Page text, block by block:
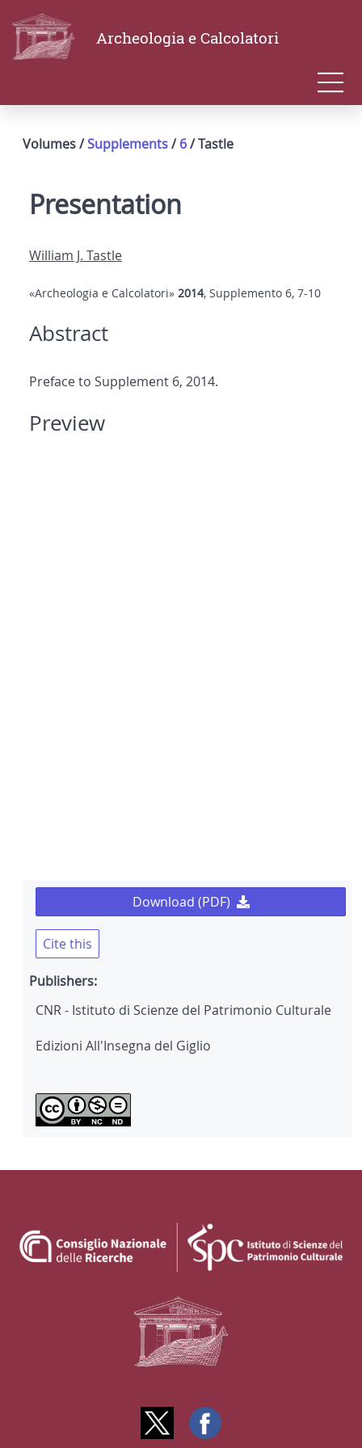
Archeologia e Calcolatori
Volumes /Supplements/6/ Tastle
Presentation
William J. Tastle
«Archeologia e Calcolatori» 2014, Supplemento 6, 7-10
Abstract
Preface to Supplement 6, 2014.
Preview
Download (PDF)
Cite this
Publishers:
CNR - Istituto di Scienze del Patrimonio Culturale
Edizioni All'Insegna del Giglio